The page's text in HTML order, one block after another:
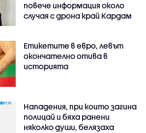
повече информация около
случая с дрона край Кардам
Етикетите в евро, левът
окончателно отива в
историята
Нападения, при които загина
полицай и бяха ранени
няколко души, белязаха